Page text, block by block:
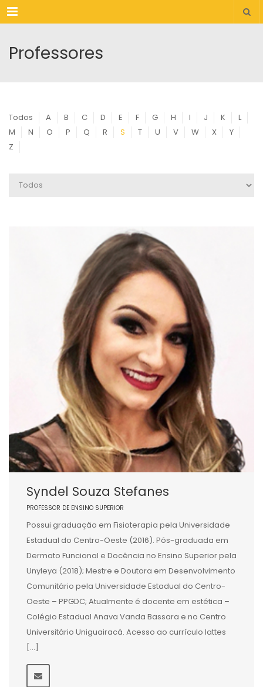
Menu
Professores
Todos A B C D E F G H I J K
L
M
N O P Q R S T U V W X
Y
Z
Syndel Souza Stefanes
PROFESSOR DE ENSINO SUPERIOR
Possui graduação em Fisioterapia pela Universidade
Estadual do Centro-Oeste (2016). Pós-graduada em
Dermato Funcional e Docência no Ensino Superior pela
Unyleya (2018); Mestre e Doutora em Desenvolvimento
Comunitário pela Universidade Estadual do Centro-
Oeste – PPGDC; Atualmente é docente em estética –
Colégio Estadual Anava Vanda Bassara e no Centro
Universitário Uniguairacá. Acesso ao currículo lattes
[…]